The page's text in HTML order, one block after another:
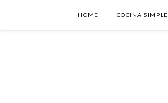
HOME COCINA SIMPLE